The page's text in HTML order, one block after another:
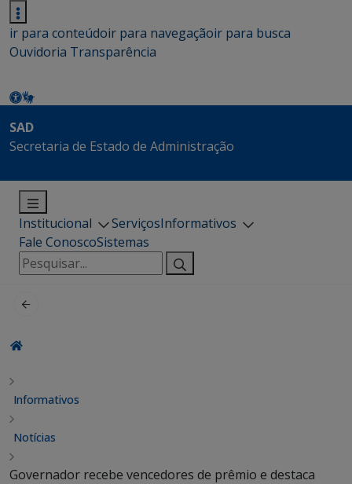
ir para conteúdoir para navegaçãoir para busca
Ouvidoria Transparência
SAD
Secretaria de Estado de Administração
Institucional ServiçosInformativos
Fale ConoscoSistemas
Pesquisar
por:
Informativos
Notícias
Governador recebe vencedores de prêmio e destaca